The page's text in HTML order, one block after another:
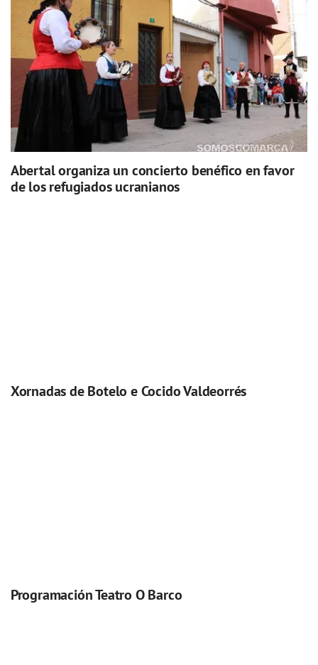
Abertal organiza un concierto benéfico en favor
de los refugiados ucranianos
Xornadas de Botelo e Cocido Valdeorrés
Programación Teatro O Barco